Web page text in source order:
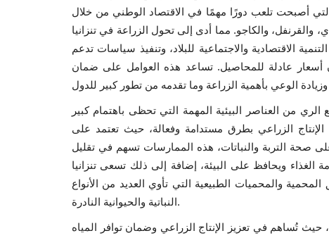
أصبحت تلعب دورًا مهمًا في الاقتصاد الوطني من خلال
والقرنفل، والكاجو. مما أدى إلى تحول الزراعة في تنزانيا
الاقتصادية والاجتماعية للبلاد، وتنفيذ سياسات تدعم
أسعار عادلة للمحاصيل. تساعد هذه العوامل على ضمان
من العناصر البيئية المهمة التي تحظى باهتمام كبير
الزراعي بطرق مستدامة وفعالة، حيث تعتمد على
على صحة التربة والنباتات، هذه الممارسات تسهم في تقليل
الغذاء ويحافظ على البيئة، إضافة إلى ذلك تسعى تنزانيا
والمحميات الطبيعية التي تأوي العديد من الأنواع
النباتية والحيوانية النادرة.
حيث تُساهم في تعزيز الإنتاج الزراعي وضمان توافر المياه